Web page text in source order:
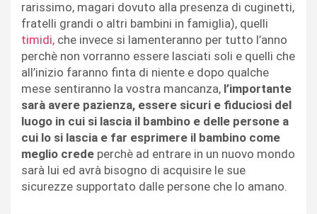
rarissimo, magari dovuto alla presenza di cuginetti,
fratelli grandi o altri bambini in famiglia), quelli
timidi, che invece si lamenteranno per tutto l’anno
perchè non vorranno essere lasciati soli e quelli che
all’inizio faranno finta di niente e dopo qualche
mese sentiranno la vostra mancanza, l’importante
sarà avere pazienza, essere sicuri e fiduciosi del
luogo in cui si lascia il bambino e delle persone a
cui lo si lascia e far esprimere il bambino come
meglio crede perchè ad entrare in un nuovo mondo
sarà lui ed avrà bisogno di acquisire le sue
sicurezze supportato dalle persone che lo amano.